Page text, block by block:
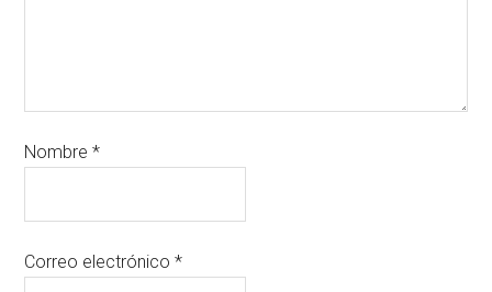
Nombre*
Correo electrónico*